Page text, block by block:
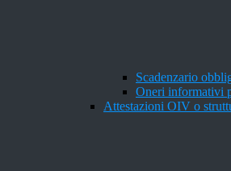
Scadenzario
Oneri informativi
Attestazioni OIV o